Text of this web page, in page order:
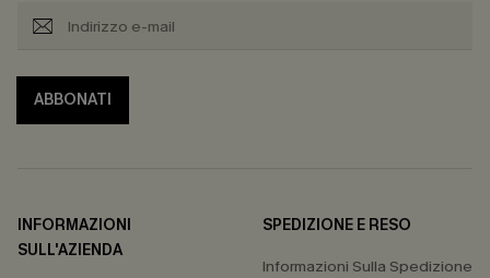
ABBONATI
INFORMAZIONI
SULL'AZIENDA
SPEDIZIONE E RESO
Informazioni Sulla Spedizione